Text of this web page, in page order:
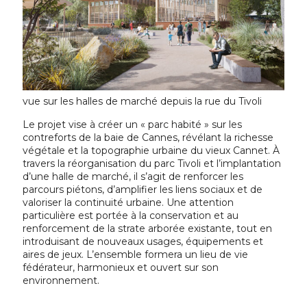
vue sur les halles de marché depuis la rue du Tivoli
Le projet vise à créer un « parc habité » sur les
contreforts de la baie de Cannes, révélant la richesse
végétale et la topographie urbaine du vieux Cannet. À
travers la réorganisation du parc Tivoli et l’implantation
d’une halle de marché, il s’agit de renforcer les
parcours piétons, d’amplifier les liens sociaux et de
valoriser la continuité urbaine. Une attention
particulière est portée à la conservation et au
renforcement de la strate arborée existante, tout en
introduisant de nouveaux usages, équipements et
aires de jeux. L’ensemble formera un lieu de vie
fédérateur, harmonieux et ouvert sur son
environnement.